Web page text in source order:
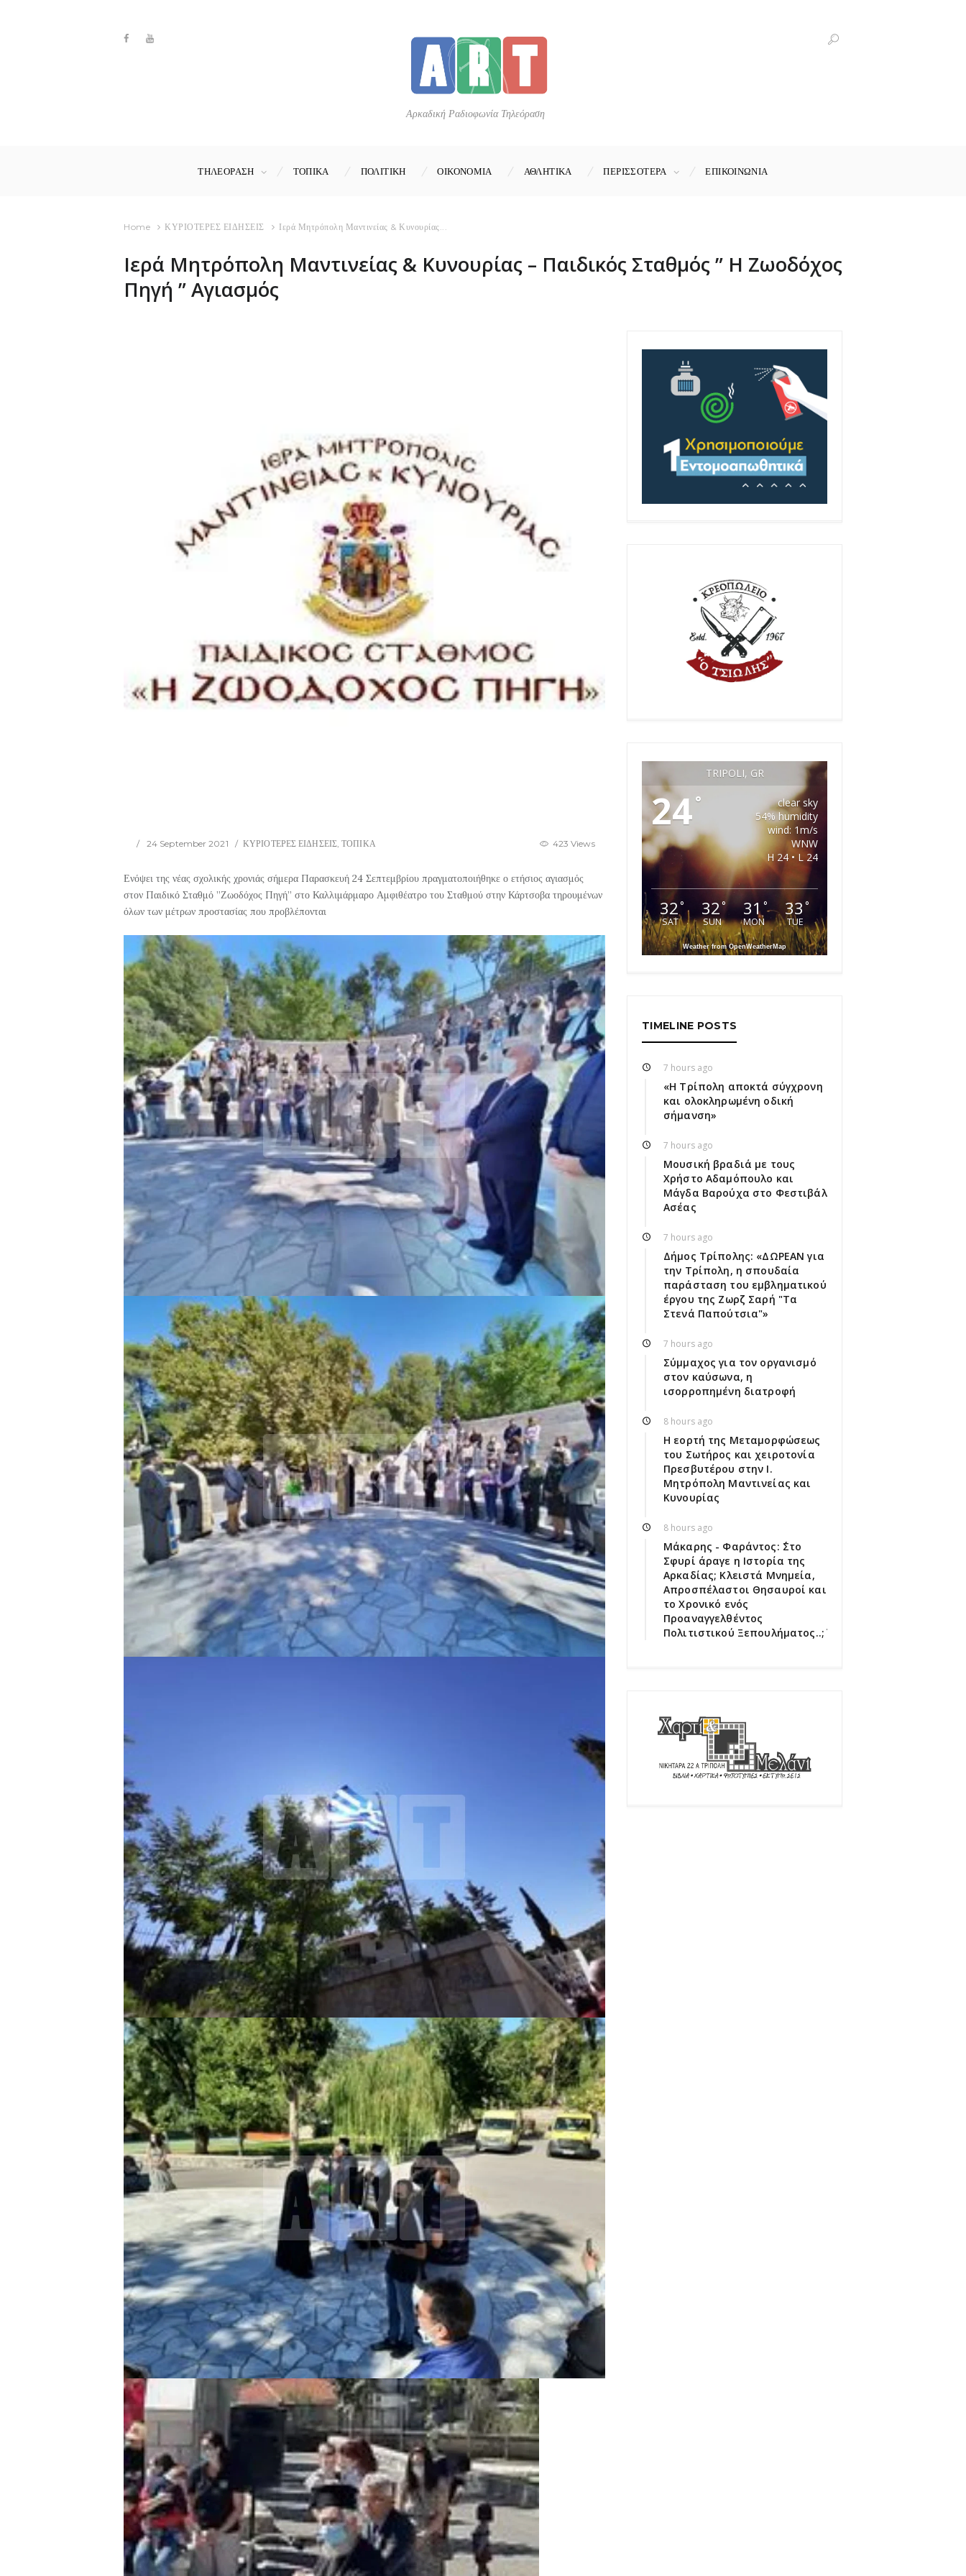
Αρκαδική Ραδιοφωνία Τηλεόραση
ΤΗΛΕΟΡΑΣΗ ΤΟΠΙΚΑ ΠΟΛΙΤΙΚΗ ΟΙΚΟΝΟΜΙΑ ΑΘΛΗΤΙΚΑ ΠΕΡΙΣΣΟΤΕΡΑ ΕΠΙΚΟΙΝΩΝΊΑ
Home ΚΥΡΙΟΤΕΡΕΣ ΕΙΔΗΣΕΙΣ Ιερά Μητρόπολη Μαντινείας & Κυνουρίας...
Ιερά Μητρόπολη Μαντινείας & Κυνουρίας – Παιδικός Σταθμός ” Η Ζωοδόχος
Πηγή ” Αγιασμός
24 September 2021 ΚΥΡΙΟΤΕΡΕΣ ΕΙΔΗΣΕΙΣ,ΤΟΠΙΚΑ 423 Views
Ενόψει της νέας σχολικής χρονιάς σήμερα Παρασκευή 24 Σεπτεμβρίου πραγματοποιήθηκε ο ετήσιος αγιασμός
στον Παιδικό Σταθμό ”Ζωοδόχος Πηγή” στο Καλλιμάρμαρο Αμφιθέατρο του Σταθμού στην Κάρτσοβα τηρουμένων
όλων των μέτρων προστασίας που προβλέπονται
TRIPOLI, GR
24°
clear sky
54% humidity
wind: 1m/s
WNW
H 24 • L 24
32°
SAT
32°
SUN
31°
MON
33 °
TUE
Weather from OpenWeatherMap
TIMELINE POSTS
7 hours ago
«Η Τρίπολη αποκτά σύγχρονη
και ολοκληρωμένη οδική
σήμανση»
7 hours ago
Μουσική βραδιά με τους
Χρήστο Αδαμόπουλο και
Μάγδα Βαρούχα στο Φεστιβάλ
Ασέας
7 hours ago
Δήμος Τρίπολης: «ΔΩΡΕΑΝ για
την Τρίπολη, η σπουδαία
παράσταση του εμβληματικού
έργου της Ζωρζ Σαρή "Τα
Στενά Παπούτσια"»
7 hours ago
Σύμμαχος για τον οργανισμό
στον καύσωνα, η
ισορροπημένη διατροφή
8 hours ago
Η εορτή της Μεταμορφώσεως
του Σωτήρος και χειροτονία
Πρεσβυτέρου στην Ι.
Μητρόπολη Μαντινείας και
Κυνουρίας
8 hours ago
Μάκαρης - Φαράντος: ΄΄Στο
Σφυρί άραγε η Ιστορία της
Αρκαδίας; Κλειστά Μνημεία,
Απροσπέλαστοι Θησαυροί και
το Χρονικό ενός
Προαναγγελθέντος
Πολιτιστικού Ξεπουλήματος..;΄΄